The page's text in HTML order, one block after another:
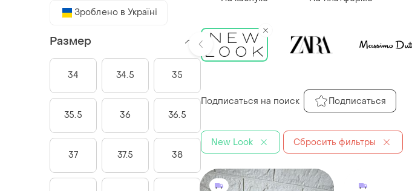
New Look Сбросить фильтры
Подписаться на поиск Подписаться
Зроблено в Україні
Размер
34 34.5 35
35.5 36 36.5
37 37.5 38